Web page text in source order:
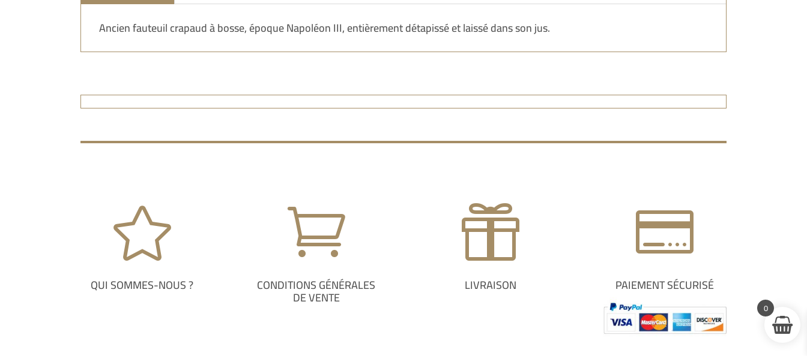
Ancien fauteuil crapaud à bosse, époque Napoléon III, entièrement détapissé et laissé dans son jus.

QUI SOMMES-NOUS ?

CONDITIONS GÉNÉRALES
DE VENTE

LIVRAISON

PAIEMENT SÉCURISÉ
0